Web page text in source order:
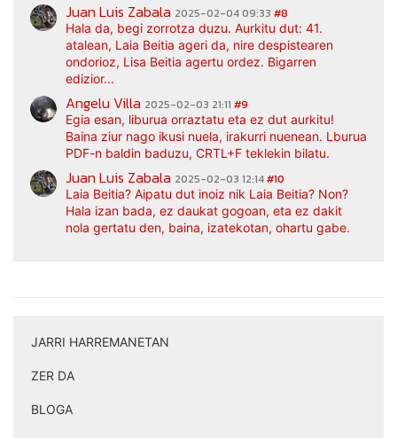
Juan Luis Zabala 2025-02-04 09:33 #8
Hala da, begi zorrotza duzu. Aurkitu dut: 41.
atalean, Laia Beitia ageri da, nire despistearen
ondorioz, Lisa Beitia agertu ordez. Bigarren
edizior...
Angelu Villa 2025-02-03 21:11 #9
Egia esan, liburua orraztatu eta ez dut aurkitu!
Baina ziur nago ikusi nuela, irakurri nuenean. Lburua
PDF-n baldin baduzu, CRTL+F teklekin bilatu.
Juan Luis Zabala 2025-02-03 12:14#10
Laia Beitia? Aipatu dut inoiz nik Laia Beitia? Non?
Hala izan bada, ez daukat gogoan, eta ez dakit
nola gertatu den, baina, izatekotan, ohartu gabe.
JARRI HARREMANETAN
ZER DA
BLOGA